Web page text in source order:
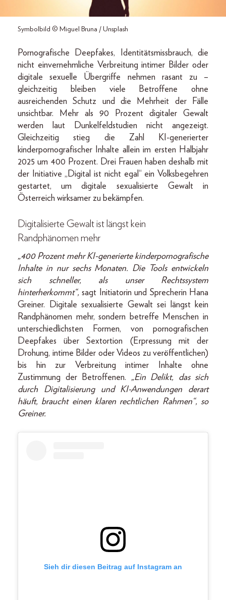
Symbolbild © Miguel Bruna / Unsplash
Pornografische Deepfakes, Identitätsmissbrauch, die
nicht einvernehmliche Verbreitung intimer Bilder oder
digitale sexuelle Übergriffe nehmen rasant zu –
gleichzeitig bleiben viele Betroffene ohne
ausreichenden Schutz und die Mehrheit der Fälle
unsichtbar. Mehr als 90 Prozent digitaler Gewalt
werden laut Dunkelfeldstudien nicht angezeigt.
Gleichzeitig stieg die Zahl KI-generierter
kinderpornografischer Inhalte allein im ersten Halbjahr
2025 um 400 Prozent. Drei Frauen haben deshalb mit
der Initiative „Digital ist nicht egal“ ein Volksbegehren
gestartet, um digitale sexualisierte Gewalt in
Österreich wirksamer zu bekämpfen.
Digitalisierte Gewalt ist längst kein
Randphänomen mehr
„400 Prozent mehr KI-generierte kinderpornografische
Inhalte in nur sechs Monaten. Die Tools entwickeln
sich schneller, als unser Rechtssystem
hinterherkommt“, sagt Initiatorin und Sprecherin Hana
Greiner. Digitale sexualisierte Gewalt sei längst kein
Randphänomen mehr, sondern betreffe Menschen in
unterschiedlichsten Formen, von pornografischen
Deepfakes über Sextortion (Erpressung mit der
Drohung, intime Bilder oder Videos zu veröffentlichen)
bis hin zur Verbreitung intimer Inhalte ohne
Zustimmung der Betroffenen. „Ein Delikt, das sich
durch Digitalisierung und KI-Anwendungen derart
häuft, braucht einen klaren rechtlichen Rahmen“, so
Greiner.
Sieh dir diesen Beitrag auf Instagram an